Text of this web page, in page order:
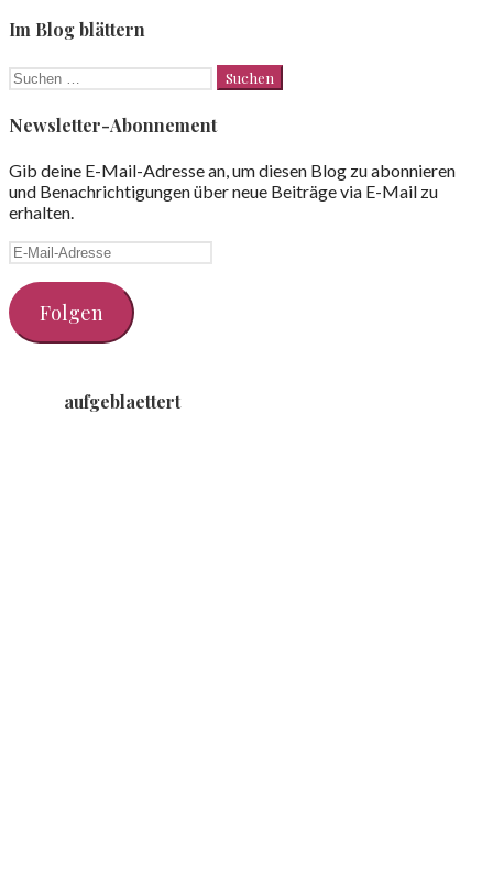
Im Blog blättern
Suchen
nach:
Newsletter-Abonnement
Gib deine E-Mail-Adresse an, um diesen Blog zu abonnieren
und Benachrichtigungen über neue Beiträge via E-Mail zu
erhalten.
E-
Adresse
Folgen
aufgeblaettert